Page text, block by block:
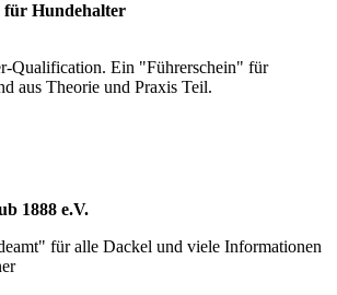
für Hundehalter
Qualification. Ein "Führerschein" für
aus Theorie und Praxis Teil.
1888 e.V.
für alle Dackel und viele Informationen